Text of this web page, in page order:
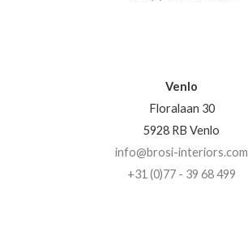
Venlo
Floralaan 30
5928 RB Venlo
info@brosi-interiors.com
+31 (0)77 - 39 68 499